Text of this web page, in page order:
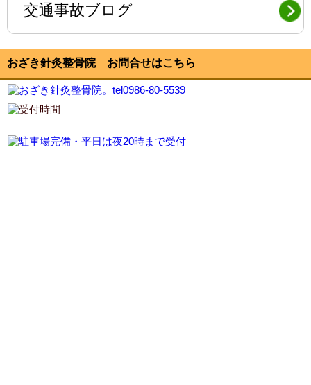
交通事故ブログ
おざき針灸整骨院 お問合せはこちら